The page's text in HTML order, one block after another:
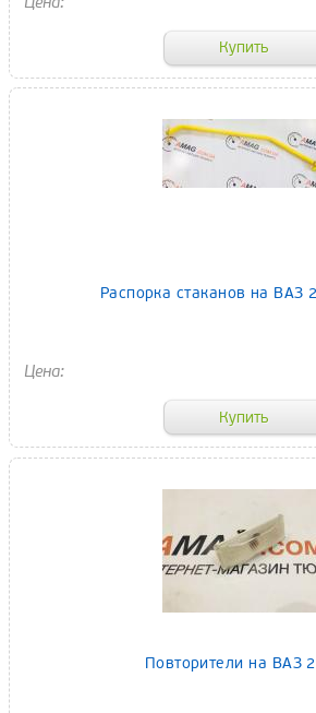
Распорка стаканов на ВАЗ
Повторители на ВАЗ